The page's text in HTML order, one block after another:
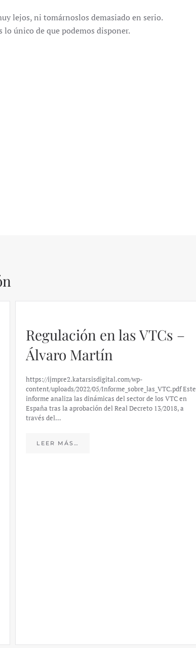
lejos, ni tomárnoslos demasiado en serio.
lo único de que podemos disponer.
Regulación en las VTCs –
Álvaro Martín
https://ijmpre2.katarsisdigital.com/wp-
content/uploads/2022/05/Informe_sobre_las_VTC.pdf Este
informe analiza las dinámicas del sector de los VTC en
España tras la aprobación del Real Decreto 13/2018, a
través del…
LEER MÁS…